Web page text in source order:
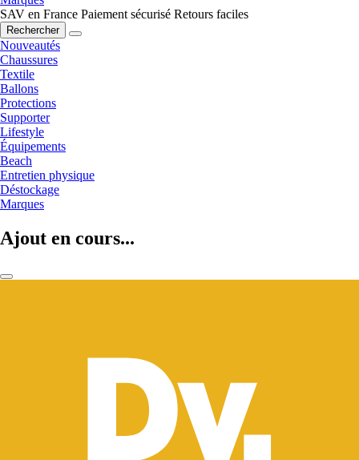
SAV en France Paiement sécurisé Retours faciles
Rechercher
Nouveautés
Chaussures
Textile
Ballons
Protections
Supporter
Lifestyle
Équipements
Beach
Entretien physique
Déstockage
Marques
Ajout en cours...